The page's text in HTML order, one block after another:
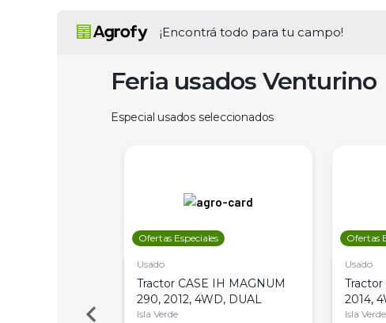
¡Encontrá todo para tu campo!
Feria usados Venturino
Especial usados seleccionados
Ofertas Especiales
Usado
Tractor CASE IH MAGNUM
290, 2012, 4WD, DUAL
Isla Verde
Ofertas
Usado
2014,
Isla Verde